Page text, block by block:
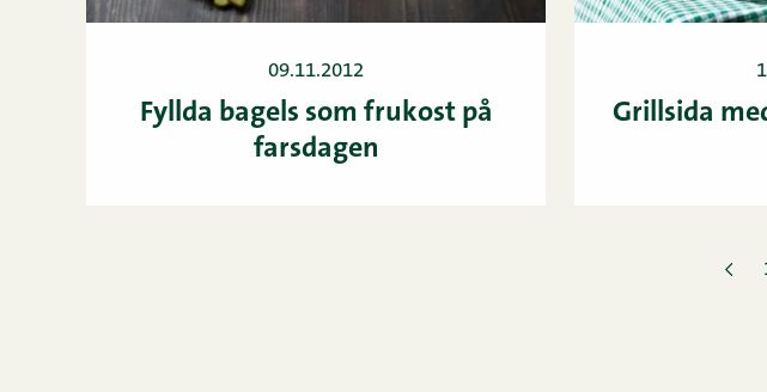
09.11.2012
Fyllda bagels som frukost på
farsdagen
Grillsida